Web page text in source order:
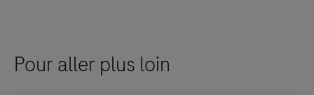
Pour aller plus loin